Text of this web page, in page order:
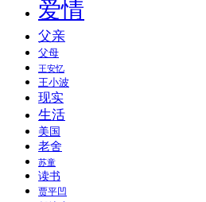
爱情
父亲
父母
王安忆
王小波
现实
生活
美国
老舍
苏童
读书
贾平凹